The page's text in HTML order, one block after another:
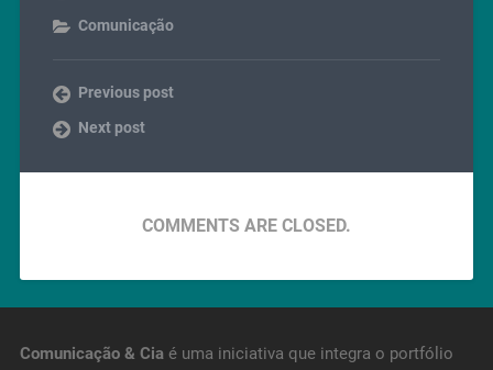
Comunicação
Previous post
Next post
COMMENTS ARE CLOSED.
Comunicação & Ciaé uma iniciativa que integra o portfólio